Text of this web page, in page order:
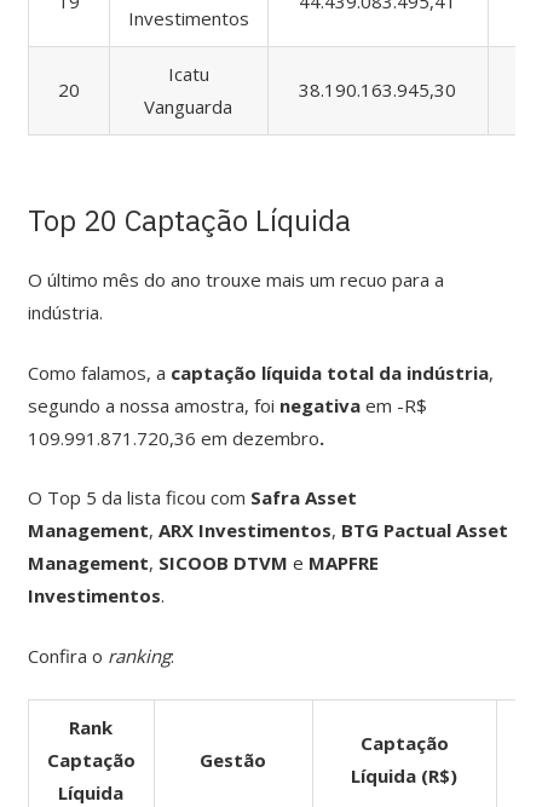
Investimentos
20
Icatu
Vanguarda
38.190.163.945,30
Top 20 Captação Líquida
O último mês do ano trouxe mais um recuo para a
indústria.
Como falamos, a captação líquida total da indústria,
segundo a nossa amostra, foi negativaem -R$
109.991.871.720,36 em dezembro.
O Top 5 da lista ficou com Safra Asset
Management, ARX Investimentos, BTG Pactual Asset
Management, SICOOB DTVM e MAPFRE
Investimentos.
Confira o ranking:
Rank
Captação
Líquida
Gestão
Captação
Líquida (R$)